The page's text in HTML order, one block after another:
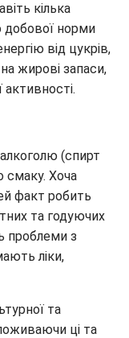
кілька
добової норми
від цукрів,
жирові запаси,
алкоголю (спирт
смаку. Хоча
факт робить
та годуючих
проблеми з
ліки,
та
ці та